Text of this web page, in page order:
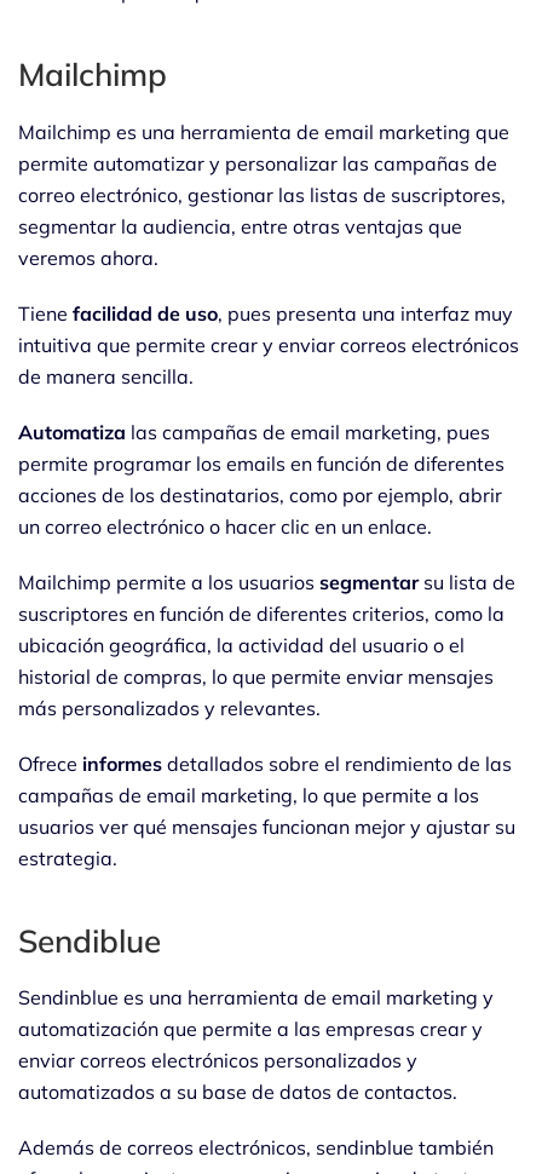
Mailchimp
Mailchimp es una herramienta de email marketing que
permite automatizar y personalizar las campañas de
correo electrónico, gestionar las listas de suscriptores,
segmentar la audiencia, entre otras ventajas que
veremos ahora.
Tiene facilidad de uso, pues presenta una interfaz muy
intuitiva que permite crear y enviar correos electrónicos
de manera sencilla.
Automatiza las campañas de email marketing, pues
permite programar los emails en función de diferentes
acciones de los destinatarios, como por ejemplo, abrir
un correo electrónico o hacer clic en un enlace.
Mailchimp permite a los usuarios segmentarsu lista de
suscriptores en función de diferentes criterios, como la
ubicación geográfica, la actividad del usuario o el
historial de compras, lo que permite enviar mensajes
más personalizados y relevantes.
Ofrece informes detallados sobre el rendimiento de las
campañas de email marketing, lo que permite a los
usuarios ver qué mensajes funcionan mejor y ajustar su
estrategia.
Sendiblue
Sendinblue es una herramienta de email marketing y
automatización que permite a las empresas crear y
enviar correos electrónicos personalizados y
automatizados a su base de datos de contactos.
Además de correos electrónicos, sendinblue también